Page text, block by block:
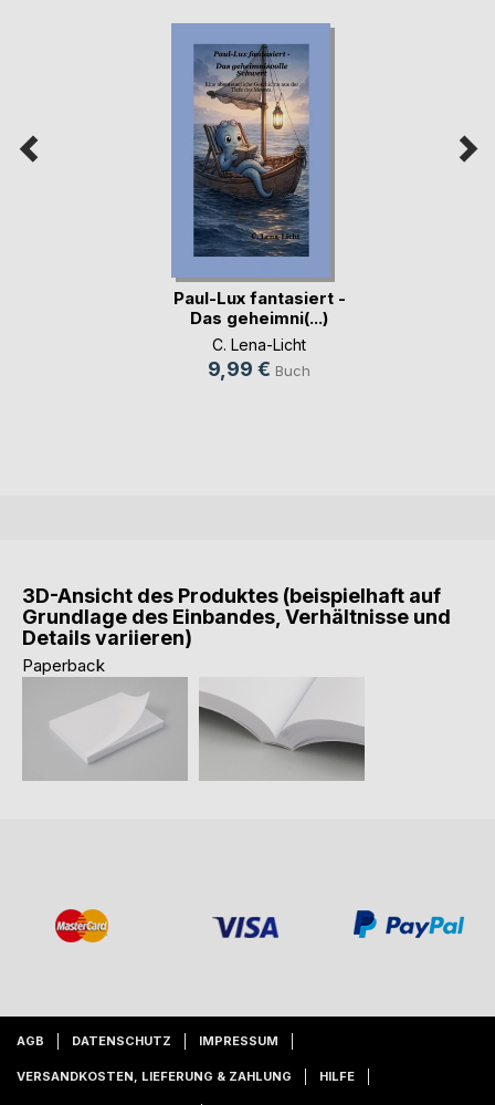
Paul-Lux fantasiert -
Das geheimni(...)
C. Lena-Licht
9,99 € Buch
3D-Ansicht des Produktes (beispielhaft auf
Grundlage des Einbandes, Verhältnisse und
Details variieren)
Paperback
AGB DATENSCHUTZ IMPRESSUM
VERSANDKOSTEN, LIEFERUNG & ZAHLUNG HILFE